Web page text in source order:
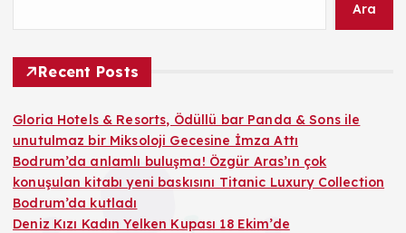
Ara
Recent Posts
Gloria Hotels & Resorts, Ödüllü bar Panda & Sons ile
unutulmaz bir Miksoloji Gecesine İmza Attı
Bodrum’da anlamlı buluşma! Özgür Aras’ın çok
konuşulan kitabı yeni baskısını Titanic Luxury Collection
Bodrum’da kutladı
Deniz Kızı Kadın Yelken Kupası 18 Ekim’de